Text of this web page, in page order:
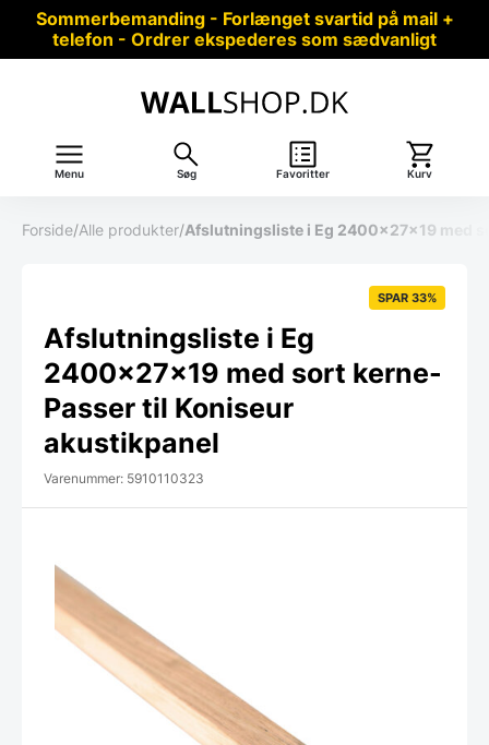
Sommerbemanding - Forlænget svartid på mail +
telefon - Ordrer ekspederes som sædvanligt
Menu Søg Favoritter Kurv
Forside/Alle produkter/Afslutningsliste i Eg 2400x27x19 med
SPAR 33%
Afslutningsliste i Eg
2400x27x19 med sort kerne-
Passer til Koniseur
akustikpanel
Varenummer: 5910110323